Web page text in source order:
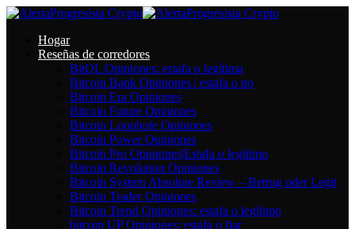
Hogar
Reseñas de corredores
BitQL Opiniones: estafa o legítima
Bitcoin Bank Opiniones | estafa o no
Bitcoin Era Opiniones
Bitcoin Future Opiniones
Bitcoin Loophole Opiniones
Bitcoin Power Opiniones
Bitcoin Pro Opiniones|Estafa o legítimo
Bitcoin Revolution Opiniones
Bitcoin System Absolute Review – Betrug oder Legit
Bitcoin Trader Opiniones
Bitcoin Trend Opiniones: estafa o legítimo
bitcoin UP Opiniones: estafa o fiar